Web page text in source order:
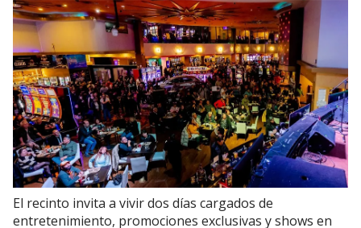
El recinto invita a vivir dos días cargados de
entretenimiento, promociones exclusivas y shows en